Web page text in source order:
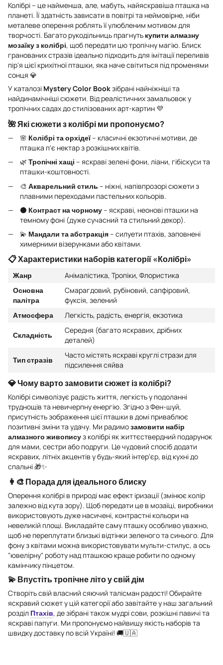
Колібрі – це найменша, але, мабуть, найяскравіша пташка на
планеті. Її здатність зависати в повітрі та неймовірне, ніби
металеве оперення роблять її улюбленим мотивом для
творчості. Багато рукодільниць прагнуть купити алмазну
мозаїку з колібрі, щоб передати цю тропічну магію. Блиск
гранованих стразів ідеально підходить для імітації переливів
пір'я цієї крихітної пташки, яка наче світиться під променями
сонця 💎
У каталозі Mystery Color Bookзібрані найніжніші та
найдинамічніші сюжети. Від реалістичних замальовок у
тропічних садах до стилізованих арт-картин 💜
🌺 Які сюжети з колібрі ми пропонуємо?
🌸 Колібрі та орхідеї– класичні екзотичні мотиви, де
пташка п'є нектар з розкішних квітів.
🌿 Тропічні хащі – яскраві зелені фони, ліани, гібіскуси та
пташки-коштовності.
🎨 Акварельний стиль – ніжні, напівпрозорі сюжети з
плавними переходами пастельних кольорів.
⚫ Контраст на чорному– яскраві, неонові пташки на
темному фоні (дуже сучасний та стильний декор).
💫 Мандали та абстракція– силуети птахів, заповнені
химерними візерунками або квітами.
📋 Характеристики наборів категорії «Колібрі»
Жанр
Анімалістика, Тропіки, Флористика
Основна
палітра
Смарагдовий, рубіновий, сапфіровий,
фуксія, зелений
Атмосфера
Легкість, радість, енергія, екзотика
Складність
Середня (багато яскравих, дрібних
деталей)
Тип стразів
Часто містять яскраві круглі стрази для
підсилення сяйва
💎 Чому варто замовити сюжет із колібрі?
Колібрі символізує радість життя, легкість у подоланні
труднощів та невичерпну енергію. Згідно з Фен-шуй,
присутність зображення цієї пташки в домі приваблює
позитивні зміни та удачу. Ми радимозамовити набір
алмазного живописуз колібрі як життєствердний подарунок
для мами, сестри або подруги. Це чудовий спосіб додати
яскравих, літніх акцентів у будь-який інтер'єр, від кухні до
спальні 🎁✨
👩‍🎨 Порада для ідеального блиску
Оперення колібрі в природі має ефект іризації (змінює колір
залежно від кута зору). Щоб передати це в мозаїці, виробники
використовують дуже насичені, контрастні кольори на
невеликій площі. Викладайте саму пташку особливо уважно,
щоб не переплутати близькі відтінки зеленого та синього. Для
фону з квітами можна використовувати мульти-стилус, а ось
"ювелірну" роботу над пташкою краще робити по одному
камінчику пінцетом.
💫 Впустіть тропічне літо у свій дім
Створіть свій власний сяючий талісман радості! Обирайте
яскравий сюжет у цій категорії або завітайте у наш загальний
розділ Птахів, де зібрані також мудрі сови, розкішні павичі та
яскраві папуги. Ми пропонуємо найвищу якість наборів та
швидку доставку по всій Україні! 🚚🇺🇦